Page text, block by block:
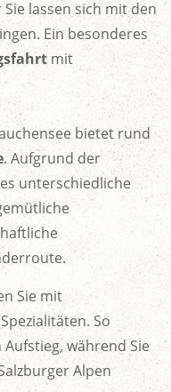
lassen sich mit den
Ein besonderes
mit
bietet rund
. Aufgrund der
unterschiedliche
Sie mit
So
während Sie
Alpen